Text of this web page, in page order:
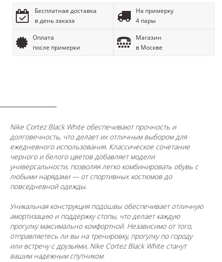
Бесплатная доставка
в день заказа
На примерку
4 пары
Оплата
после примерки
Магазин
в Москве
Nike Cortez Black White обеспечивают прочность и
долговечность, что делает их отличным выбором для
ежедневного использования. Классическое сочетание
черного и белого цветов добавляет модели
универсальности, позволяя легко комбинировать обувь с
любыми нарядами — от спортивных костюмов до
повседневной одежды.
Уникальная конструкция подошвы обеспечивает отличную
амортизацию и поддержку стопы, что делает каждую
прогулку максимально комфортной. Независимо от того,
отправляетесь ли вы на тренировку, прогулку по городу
или встречу с друзьями, Nike Cortez Black White станут
вашим надежным спутником.